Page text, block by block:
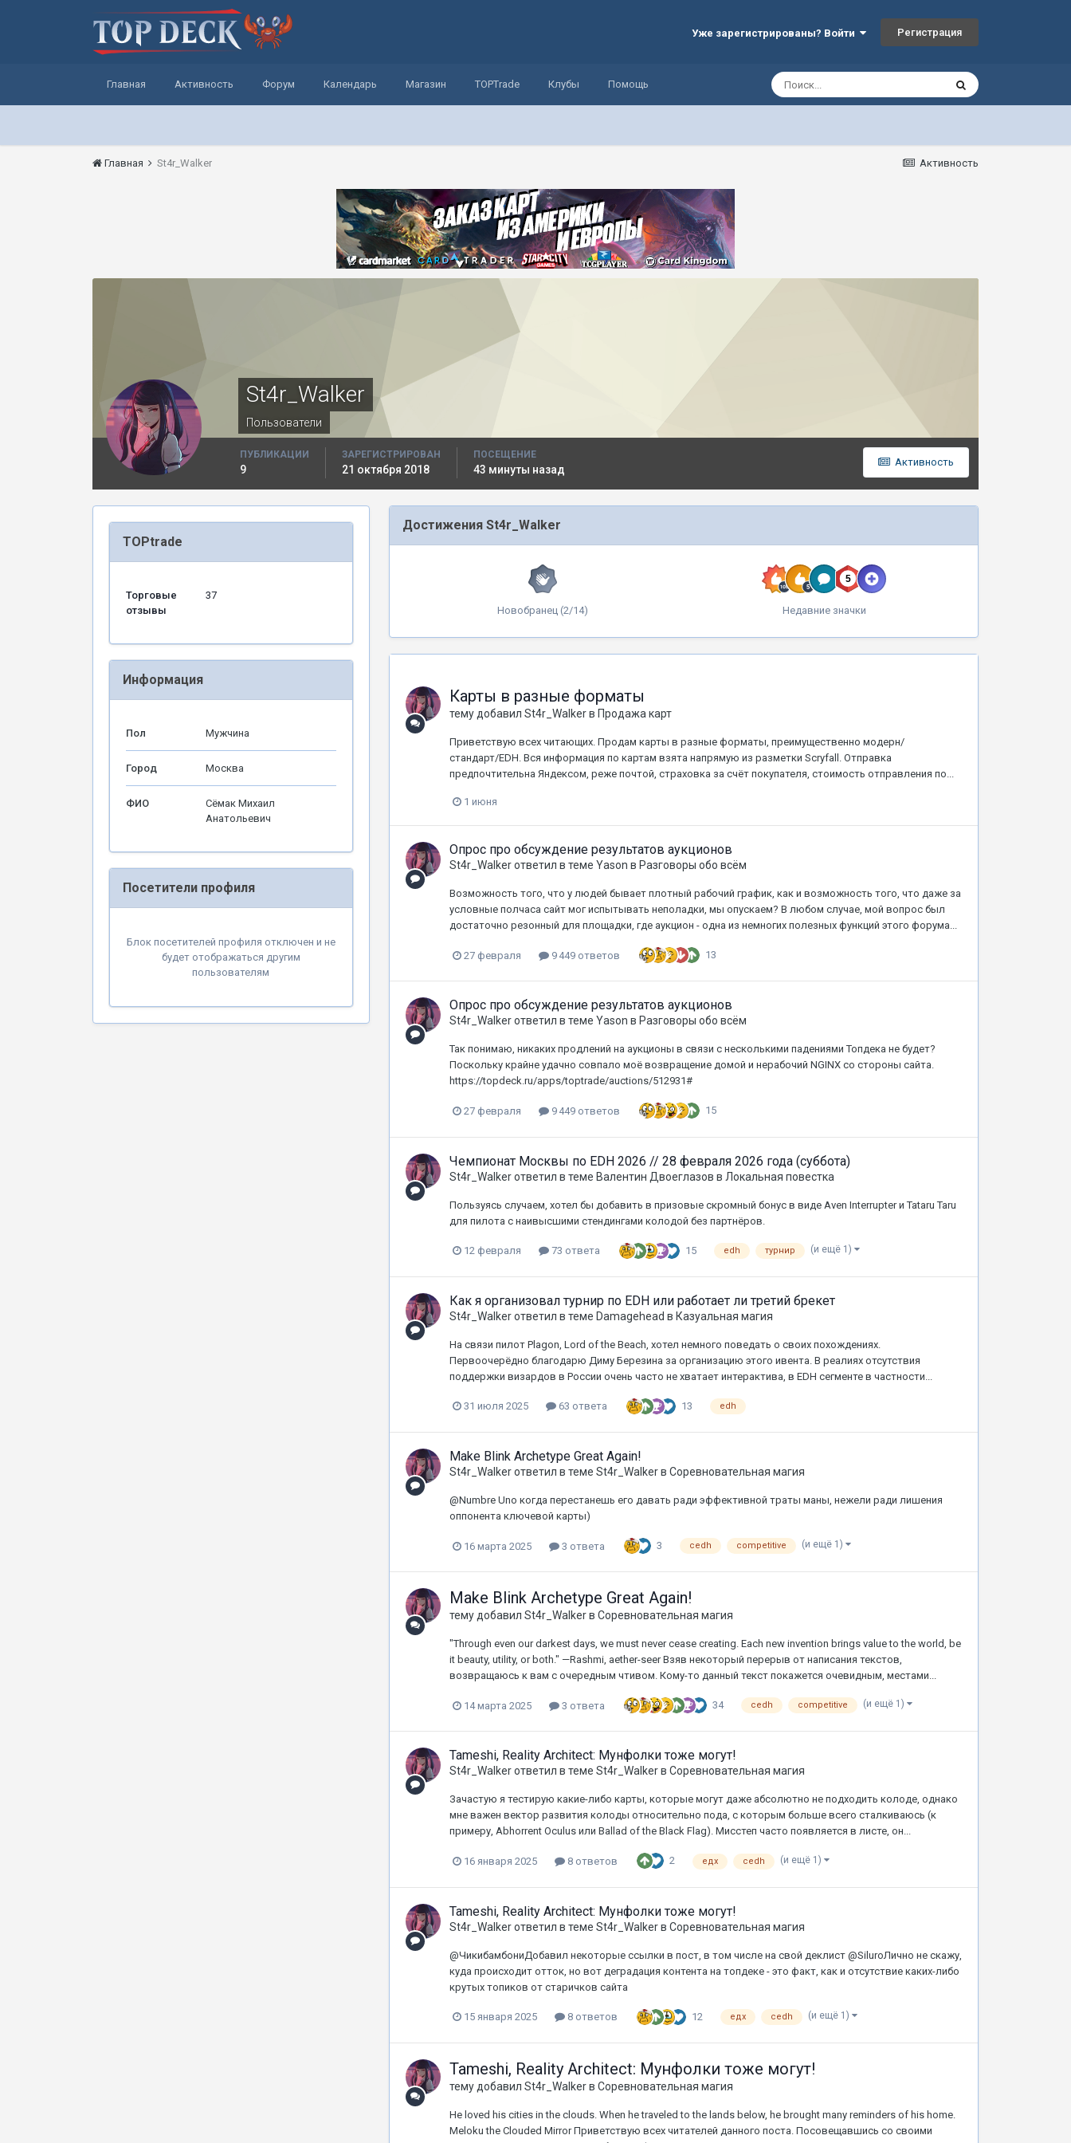
Уже зарегистрированы? Войти Регистрация
Главная Активность Форум Календарь Магазин TOPTrade Клубы Помощь
Активность
Главная St4r_Walker
St4r_Walker
Пользователи
Активность
ПУБЛИКАЦИИ
9
ЗАРЕГИСТРИРОВАН
21 октября 2018
ПОСЕЩЕНИЕ
43 минуты назад
TOPtrade
Торговые
отзывы
37
Информация
Пол Мужчина
Город Москва
ФИО
Сёмак Михаил
Анатольевич
Посетители профиля
Блок посетителей профиля отключен и не
будет отображаться другим
пользователям
Достижения St4r_Walker
Новобранец (2/14) Недавние значки
Карты в разные форматы
тему добавил St4r_Walkerв Продажа карт
Приветствую всех читающих. Продам карты в разные форматы, преимущественно модерн/
стандарт/EDH. Вся информация по картам взята напрямую из разметки Scryfall. Отправка
предпочтительна Яндексом, реже почтой, страховка за счёт покупателя, стоимость отправления по...
1 июня
Опрос про обсуждение результатов аукционов
St4r_Walkerответил в теме Yason в Разговоры обо всём
Возможность того, что у людей бывает плотный рабочий график, как и возможность того, что даже за
условные полчаса сайт мог испытывать неполадки, мы опускаем? В любом случае, мой вопрос был
достаточно резонный для площадки, где аукцион - одна из немногих полезных функций этого форума...
27 февраля 9 449 ответов 13
Опрос про обсуждение результатов аукционов
St4r_Walkerответил в теме Yason в Разговоры обо всём
Так понимаю, никаких продлений на аукционы в связи с несколькими падениями Топдека не будет?
Поскольку крайне удачно совпало моё возвращение домой и нерабочий NGINX со стороны сайта.
https://topdeck.ru/apps/toptrade/auctions/512931#
27 февраля 9 449 ответов 15
Чемпионат Москвы по EDH 2026 // 28 февраля 2026 года (суббота)
St4r_Walkerответил в теме Валентин Двоеглазов в Локальная повестка
Пользуясь случаем, хотел бы добавить в призовые скромный бонус в виде Aven Interrupter и Tataru Taru
для пилота с наивысшими стендингами колодой без партнёров.
12 февраля 73 ответа 15 edh турнир (и ещё 1)
Как я организовал турнир по EDH или работает ли третий брекет
St4r_Walkerответил в теме Damagehead в Казуальная магия
На связи пилот Plagon, Lord of the Beach, хотел немного поведать о своих похождениях.
Первоочерёдно благодарю Диму Березина за организацию этого ивента. В реалиях отсутствия
поддержки визардов в России очень часто не хватает интерактива, в EDH сегменте в частности...
31 июля 2025 63 ответа 13 edh
Make Blink Archetype Great Again!
St4r_Walkerответил в теме St4r_Walkerв Соревновательная магия
@Numbre Uno когда перестанешь его давать ради эффективной траты маны, нежели ради лишения
оппонента ключевой карты)
16 марта 2025 3 ответа 3 cedh competitive (и ещё 1)
Make Blink Archetype Great Again!
тему добавил St4r_Walkerв Соревновательная магия
"Through even our darkest days, we must never cease creating. Each new invention brings value to the world, be
it beauty, utility, or both." —Rashmi, aether-seer Взяв некоторый перерыв от написания текстов,
возвращаюсь к вам с очередным чтивом. Кому-то данный текст покажется очевидным, местами...
14 марта 2025 3 ответа 34 cedh competitive (и ещё 1)
Tameshi, Reality Architect: Мунфолки тоже могут!
St4r_Walkerответил в теме St4r_Walkerв Соревновательная магия
Зачастую я тестирую какие-либо карты, которые могут даже абсолютно не подходить колоде, однако
мне важен вектор развития колоды относительно пода, с которым больше всего сталкиваюсь (к
примеру, Abhorrent Oculus или Ballad of the Black Flag). Мисстеп часто появляется в листе, он...
16 января 2025 8 ответов 2 едх cedh (и ещё 1)
Tameshi, Reality Architect: Мунфолки тоже могут!
St4r_Walkerответил в теме St4r_Walkerв Соревновательная магия
@ЧикибамбониДобавил некоторые ссылки в пост, в том числе на свой деклист @SiluroЛично не скажу,
куда происходит отток, но вот деградация контента на топдеке - это факт, как и отсутствие каких-либо
крутых топиков от старичков сайта
15 января 2025 8 ответов 12 едх cedh (и ещё 1)
Tameshi, Reality Architect: Мунфолки тоже могут!
тему добавил St4r_Walkerв Соревновательная магия
He loved his cities in the clouds. When he traveled to the lands below, he brought many reminders of his home.
Meloku the Clouded Mirror Приветствую всех читателей данного поста. Посовещавшись со своими